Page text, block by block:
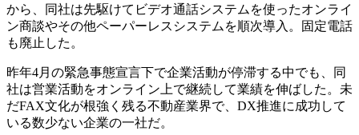
から、同社は先駆けてビデオ通話システムを使ったオンライ
ン商談やその他ペーパーレスシステムを順次導入。固定電話
も廃止した。
昨年4月の緊急事態宣言下で企業活動が停滞する中でも、同
社は営業活動をオンライン上で継続して業績を伸ばした。未
だFAX文化が根強く残る不動産業界で、DX推進に成功して
いる数少ない企業の一社だ。